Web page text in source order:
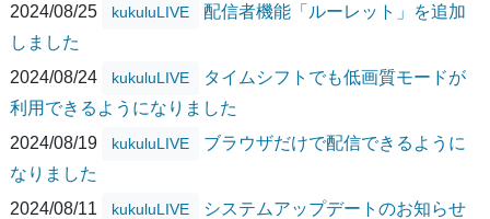
2024/08/25
kukuluLIVE
配信者機能「ルーレット」を追加
しました
2024/08/24
kukuluLIVE
タイムシフトでも低画質モードが
利用できるようになりました
2024/08/19
kukuluLIVE
ブラウザだけで配信できるように
なりました
2024/08/11
kukuluLIVE システムアップデートのお知らせ